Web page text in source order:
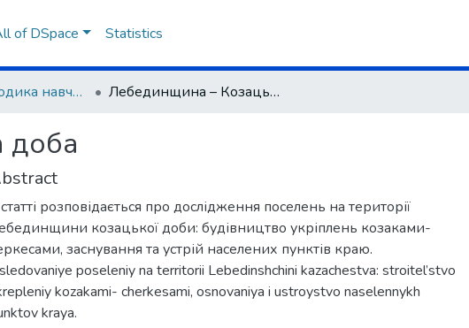
of DSpace Statistics
Теорія та методика навчання суспільних дисциплін Лебединщина – Козацька доба
доба
розповідається про дослідження поселень на території
козацької доби: будівництво укріплень козаками-
заснування та устрій населених пунктів краю.
poseleniy na territorii Lebedinshchini kazachestva: stroitel’stvo
kozakami- cherkesami, osnovaniya i ustroystvo naselennykh
kraya.